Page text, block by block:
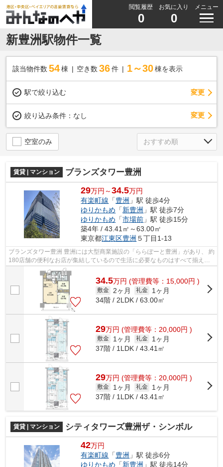
閲覧履歴
0
お気に入り
0
メニュー
新豊洲駅物件一覧
該当物件数 54棟 空き数 36 件 1～30 棟を表示
駅で絞り込む 変更
絞り込み条件： なし 変更
空室のみ
賃貸 | マンション ブランズタワー豊洲
29万円～34.5万円
有楽町線 「豊洲 」駅 徒歩4分
ゆりかもめ 「新豊洲 」駅 徒歩7分
ゆりかもめ 「市場前 」駅 徒歩15分
築4年 / 43.41㎡～63.00㎡
東京都江東区豊洲 ５丁目1-13
ブランズタワー豊洲 豊洲には大型商業施設の「ららぽーと豊洲」があり、 約
180店舗の便利なお店が集結しているので生活に必要なものはすべて揃える
ことが可能です。 休日にはショッ...
34.5万円 (管理費等：15,000円 )
敷金 2ヶ月 礼金
1ヶ月
34階 / 2LDK / 63.00㎡
29万円 (管理費等：20,000円 )
敷金 1ヶ月 礼金
1ヶ月
37階 / 1LDK / 43.41㎡
29万円 (管理費等：20,000円 )
敷金 1ヶ月 礼金
1ヶ月
37階 / 1LDK / 43.41㎡
賃貸 | マンション シティタワーズ豊洲ザ・シンボル
42万円
有楽町線 「豊洲 」駅 徒歩6分
ゆりかもめ 「新豊洲 」駅 徒歩14分